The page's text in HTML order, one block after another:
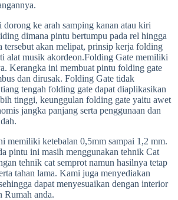
dorong ke arah samping kanan atau kiri
dimana pintu bertumpu pada rel hingga
tersebut akan melipat, prinsip kerja folding
alat musik akordeon.Folding Gate memiliki
Kerangka ini membuat pintu folding gate
dan dirusak. Folding Gate tidak
tengah folding gate dapat diaplikasikan
tinggi, keunggulan folding gate yaitu awet
jangka panjang serta penggunaan dan
memiliki ketebalan 0,5mm sampai 1,2 mm.
pintu ini masih menggunakan tehnik Cat
tehnik cat semprot namun hasilnya tetap
tahan lama. Kami juga menyediakan
dapat menyesuaikan dengan interior
Rumah anda.